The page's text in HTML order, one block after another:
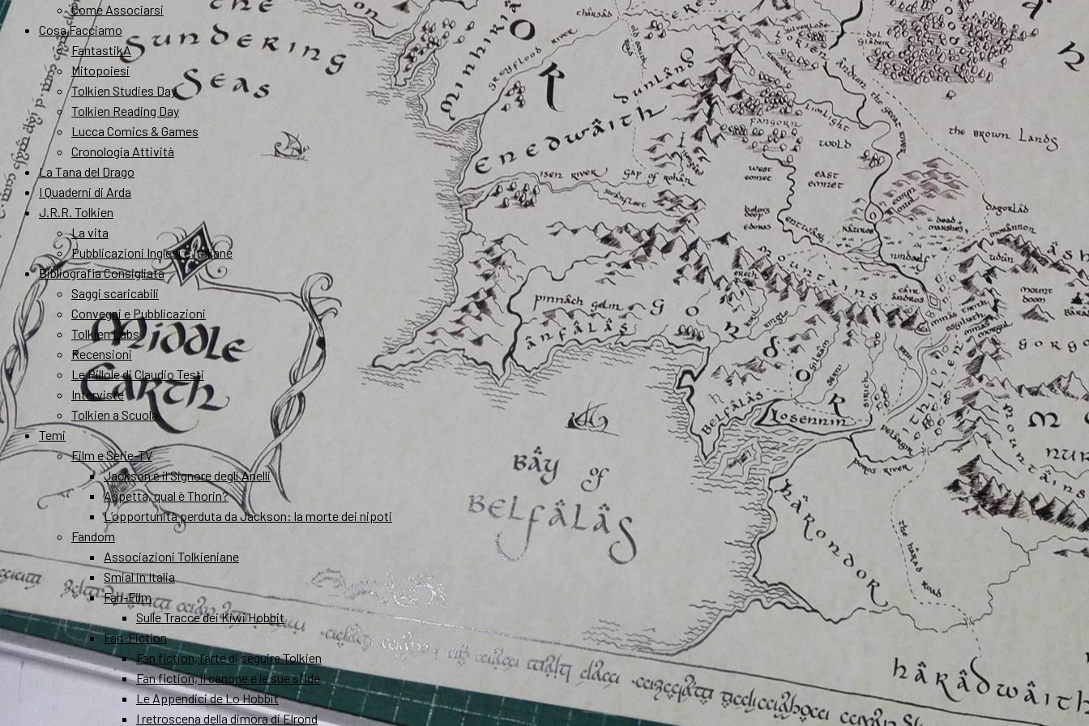
Come Associarsi
Cosa Facciamo
FantastikA
Mitopoiesi
Tolkien Studies Day
Tolkien Reading Day
Lucca Comics & Games
Cronologia Attività
La Tana del Drago
I Quaderni di Arda
J.R.R. Tolkien
La vita
Pubblicazioni Inglesi e Italiane
Bibliografia Consigliata
Saggi scaricabili
Convegni e Pubblicazioni
Tolkien Labs
Recensioni
Le Pillole di Claudio Testi
Interviste
Tolkien a Scuola
Temi
Film e Serie-TV
Jackson e il Signore degli Anelli
Aspetta, qual è Thorin?
L’opportunità perduta da Jackson: la morte dei nipoti
Fandom
Associazioni Tolkieniane
Smial in Italia
Fan-Film
Sulle Tracce dei Kiwi Hobbit
Fan-Fiction
Fan fiction, l’arte di seguire Tolkien
Fan fiction, il canone e le sue sfide
Le Appendici de Lo Hobbit
I retroscena della dimora di Elrond